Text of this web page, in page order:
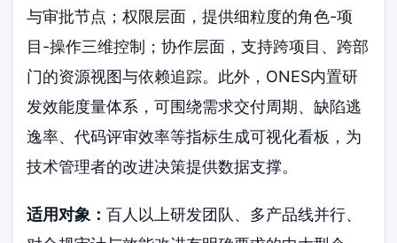
与审批节点；权限层面，提供细粒度的角色-项
目-操作三维控制；协作层面，支持跨项目、跨部
门的资源视图与依赖追踪。此外，ONES内置研
发效能度量体系，可围绕需求交付周期、缺陷逃
逸率、代码评审效率等指标生成可视化看板，为
技术管理者的改进决策提供数据支撑。
适用对象：百人以上研发团队、多产品线并行、